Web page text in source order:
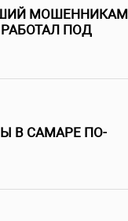
МОШЕННИКАМ
РАБОТАЛ ПОД
В САМАРЕ ПО-